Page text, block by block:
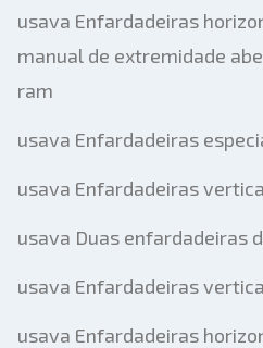
usava Enfardadeiras
manual de extremidade
ram
usava Enfardadeiras
usava Enfardadeiras
usava Duas enfardadeiras
usava Enfardadeiras
usava Enfardadeiras